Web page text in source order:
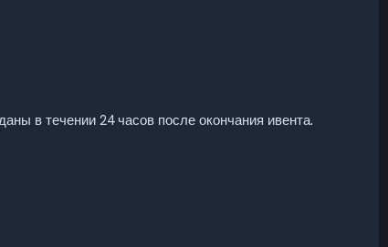
в течении 24 часов после окончания ивента.